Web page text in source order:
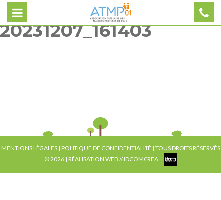
20231207_161403
MENTIONS LÉGALES| POLITIQUE DE CONFIDENTIALITÉ | TOUS DROITS RÉSERVÉS
© 2026 | RÉALISATION WEB //IDCOMCREA